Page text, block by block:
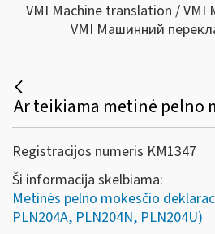
VMI Machine translation /
VMI Машинний
Registracijos numeris KM1347
Ši informacija skelbiama:
Metinės pelno mokesčio
PLN204A, PLN204N, PLN204U)